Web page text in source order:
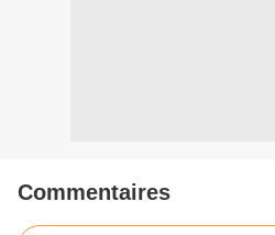
Commentaires